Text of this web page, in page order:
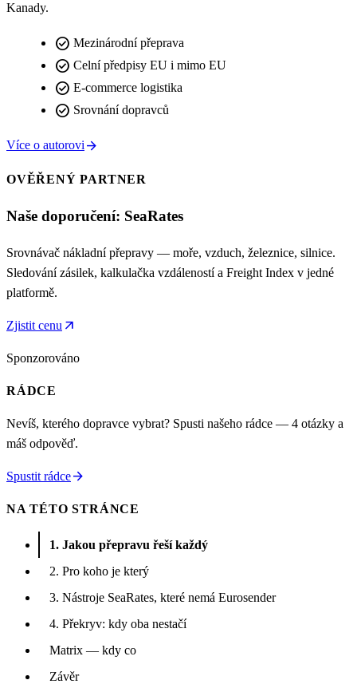
Kanady.
check_circle Mezinárodní přeprava
check_circle Celní předpisy EU i mimo EU
check_circle E-commerce logistika
check_circle Srovnání dopravců
Více o autorovi arrow_forward
OVĚŘENÝ PARTNER
Naše doporučení: SeaRates
Srovnávač nákladní přepravy — moře, vzduch, železnice, silnice.
Sledování zásilek, kalkulačka vzdáleností a Freight Index v jedné
platformě.
Zjistit cenu arrow_outward
Sponzorováno
RÁDCE
Nevíš, kterého dopravce vybrat? Spusti našeho rádce — 4 otázky a
máš odpověď.
Spustit rádcearrow_forward
NA TÉTO STRÁNCE
1. Jakou přepravu řeší každý
2. Pro koho je který
3. Nástroje SeaRates, které nemá Eurosender
4. Překryv: kdy oba nestačí
Matrix — kdy co
Závěr